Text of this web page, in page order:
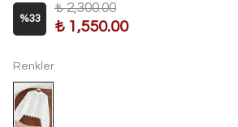
%33
₺ 2,300.00
₺ 1,550.00
Renkler